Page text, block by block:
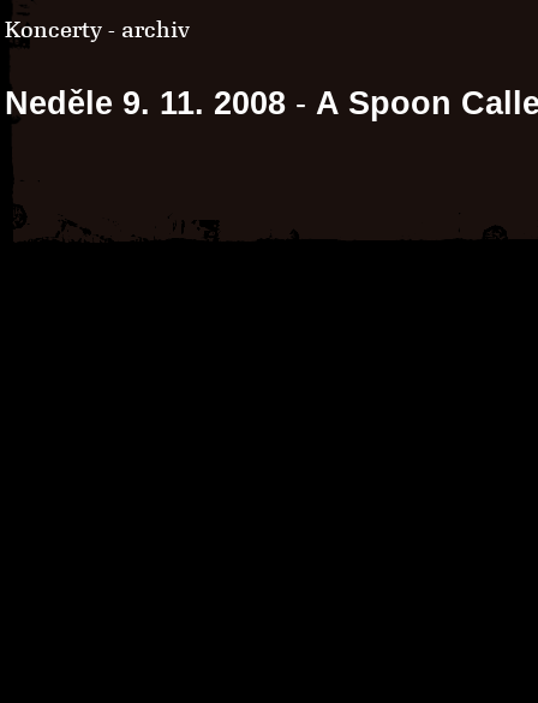
Koncerty - archiv
Neděle 9. 11. 2008 - A Spoon